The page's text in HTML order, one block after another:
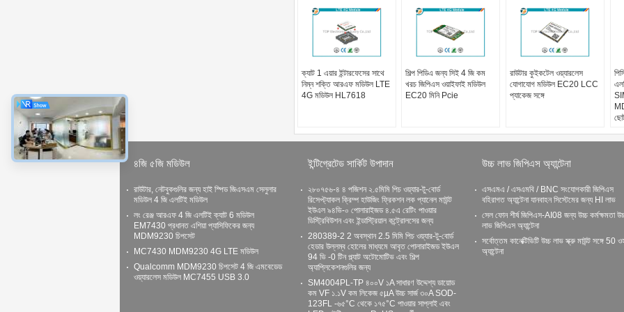
ক্যাট 1 এয়ার ইন্টারফেসের সাথে
নিম্ন শক্তি আরএফ মডিউল LTE
4G মডিউল HL7618
শিল্প পিডিএ জন্য সিই 4 জি কম
খরচ জিপিএস ওয়াইফাই মডিউল
EC20 মিনি Pcie
রাউটার কুইকটেল ওয়্যারলেস
যোগাযোগ মডিউল EC20 LCC
প্যাকেজ সঙ্গে
৪জি ৫জি মডিউল
রাউটার, নেটবুকগুলির জন্য হাই স্পিড জিএসএম সেলুলার
মডিউল 4 জি এলটিই মডিউল
লং রেঞ্জ আরএফ 4 জি এলটিই ক্যাট 6 মডিউল
EM7430 প্রধানত এশিয়া প্যাসিফিকের জন্য
MDM9230 চিপসেট
MC7430 MDM9230 4G LTE মডিউল
Qualcomm MDM9230 চিপসেট 4 জি এমবেডেড
ওয়্যারলেস মডিউল MC7455 USB 3.0
ইন্টিগ্রেটেড সার্কিট উপাদান
২৮০৭৫৬-৪ ৪ পজিশন ২.৫মিমি পিচ ওয়্যার-টু-বোর্ড
রিসেপ্ট্যাকল ক্রিম্প হাউজিং ফ্রিকশন লক প্যানেল মাউন্ট
ইউএল ৯৪ভি-০ পোলারাইজড ৪.৫এ রেটিং পাওয়ার
ডিস্ট্রিবিউশন এবং ইন্ডাস্ট্রিয়াল কন্ট্রোলসের জন্য
280389-2 2 অবস্থান 2.5 মিমি পিচ ওয়্যার-টু-বোর্ড
হেডার উল্লম্ব হোলের মাধ্যমে আবৃত পোলারাইজড ইউএল
94 ভি -0 টিন প্ল্যাট অটোমোটিভ এবং শিল্প
অ্যাপ্লিকেশনগুলির জন্য
SM4004PL-TP ৪০০V ১A সাধারণ উদ্দেশ্য ডায়োড
কম VF ১.১V কম লিকেজ ৫µA উচ্চ সার্জ ৩০A SOD-
123FL -৬৫°C থেকে ১৭৫°C পাওয়ার সাপ্লাই এবং
উচ্চ লাভ জিপিএস অ্যান্টেনা
এসএমএ / এসএমবি / BNC সংযোগকারী জিপিএস
বহিরাগত অ্যান্টেনা যানবাহন সিস্টেমের জন্য HI লাভ
সেল ফোন শীর্ষ জিপিএস-AI08 জন্য উচ্চ কর্মক্ষমতা
লাভ জিপিএস অ্যান্টেনা
সর্বোত্তম কানেক্টিভিটি উচ্চ লাভ স্ক্রু মাউন্ট সঙ্গে 50
অ্যান্টেনা